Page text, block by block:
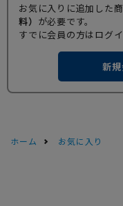
お気に入りに追加した
料） が必要です。
すでに会員の方はログ
新
ホーム お気に入り